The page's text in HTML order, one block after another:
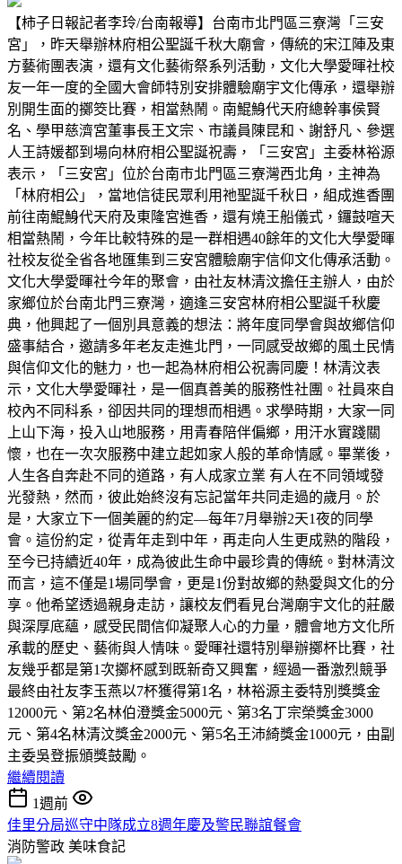
【柿子日報記者李玲/台南報導】台南市北門區三寮灣「三安
宮」，昨天舉辦林府相公聖誕千秋大廟會，傳統的宋江陣及東
方藝術團表演，還有文化藝術祭系列活動，文化大學愛暉社校
友一年一度的全國大會師特別安排體驗廟宇文化傳承，還舉辦
別開生面的擲筊比賽，相當熱鬧。南鯤鯓代天府總幹事侯賢
名、學甲慈濟宮董事長王文宗、市議員陳昆和、謝舒凡、參選
人王詩媛都到場向林府相公聖誕祝壽，「三安宮」主委林裕源
表示，「三安宮」位於台南市北門區三寮灣西北角，主神為
「林府相公」，當地信徒民眾利用祂聖誕千秋日，組成進香團
前往南鯤鯓代天府及東隆宮進香，還有燒王船儀式，鑼鼓喧天
相當熱鬧，今年比較特殊的是一群相遇40餘年的文化大學愛暉
社校友從全省各地匯集到三安宮體驗廟宇信仰文化傳承活動。
文化大學愛暉社今年的聚會，由社友林清汶擔任主辦人，由於
家鄉位於台南北門三寮灣，適逢三安宮林府相公聖誕千秋慶
典，他興起了一個別具意義的想法：將年度同學會與故鄉信仰
盛事結合，邀請多年老友走進北門，一同感受故鄉的風土民情
與信仰文化的魅力，也一起為林府相公祝壽同慶！林清汶表
示，文化大學愛暉社，是一個真善美的服務性社團。社員來自
校內不同科系，卻因共同的理想而相遇。求學時期，大家一同
上山下海，投入山地服務，用青春陪伴偏鄉，用汗水實踐關
懷，也在一次次服務中建立起如家人般的革命情感。畢業後，
人生各自奔赴不同的道路，有人成家立業 有人在不同領域發
光發熱，然而，彼此始終沒有忘記當年共同走過的歲月。於
是，大家立下一個美麗的約定—每年7月舉辦2天1夜的同學
會。這份約定，從青年走到中年，再走向人生更成熟的階段，
至今已持續近40年，成為彼此生命中最珍貴的傳統。對林清汶
而言，這不僅是1場同學會，更是1份對故鄉的熱愛與文化的分
享。他希望透過親身走訪，讓校友們看見台灣廟宇文化的莊嚴
與深厚底蘊，感受民間信仰凝聚人心的力量，體會地方文化所
承載的歷史、藝術與人情味。愛暉社還特別舉辦擲杯比賽，社
友幾乎都是第1次擲杯感到既新奇又興奮，經過一番激烈競爭
最終由社友李玉燕以7杯獲得第1名，林裕源主委特別獎獎金
12000元、第2名林伯澄獎金5000元、第3名丁宗榮獎金3000
元、第4名林清汶獎金2000元、第5名王沛綺獎金1000元，由副
主委吳登振頒獎鼓勵。
繼續閱讀
1週前
佳里分局巡守中隊成立8週年慶及警民聯誼餐會
消防警政 美味食記